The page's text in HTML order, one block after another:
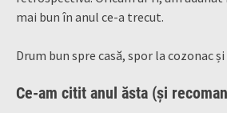
mai bun în anul ce-a trecut.
Drum bun spre casă, spor la cozonac și
Ce-am citit anul ăsta (și